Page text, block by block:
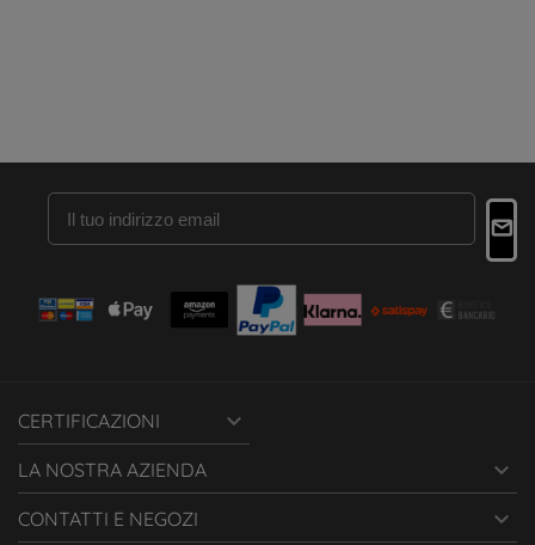
CERTIFICAZIONI 
LA NOSTRA AZIENDA 
CONTATTI E NEGOZI 